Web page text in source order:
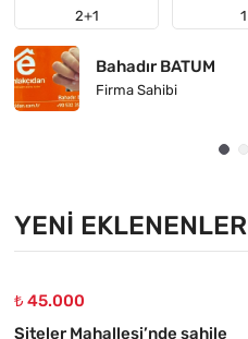
2+1 1
Bahadır BATUM
Firma Sahibi
YENI EKLENENLER
₺ 45.000
Siteler Mahallesi’nde sahile